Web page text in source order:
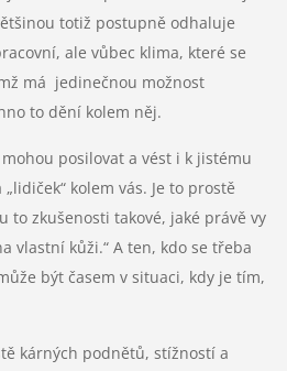
totiž postupně odhaluje
ale vůbec klima, které se
má jedinečnou možnost
to dění kolem něj.
posilovat a vést i k jistému
kolem vás. Je to prostě
to zkušenosti takové, jaké právě vy
vlastní kůži.“ A ten, kdo se třeba
být časem v situaci, kdy je tím,
kárných podnětů, stížností a